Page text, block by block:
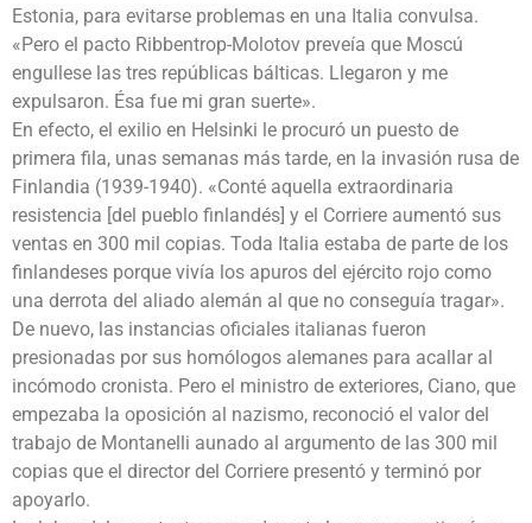
Estonia, para evitarse problemas en una Italia convulsa.
«Pero el pacto Ribbentrop-Molotov preveía que Moscú
engullese las tres repúblicas bálticas. Llegaron y me
expulsaron. Ésa fue mi gran suerte».
En efecto, el exilio en Helsinki le procuró un puesto de
primera fila, unas semanas más tarde, en la invasión rusa de
Finlandia (1939-1940). «Conté aquella extraordinaria
resistencia [del pueblo finlandés] y el Corriere aumentó sus
ventas en 300 mil copias. Toda Italia estaba de parte de los
finlandeses porque vivía los apuros del ejército rojo como
una derrota del aliado alemán al que no conseguía tragar».
De nuevo, las instancias oficiales italianas fueron
presionadas por sus homólogos alemanes para acallar al
incómodo cronista. Pero el ministro de exteriores, Ciano, que
empezaba la oposición al nazismo, reconoció el valor del
trabajo de Montanelli aunado al argumento de las 300 mil
copias que el director del Corriere presentó y terminó por
apoyarlo.